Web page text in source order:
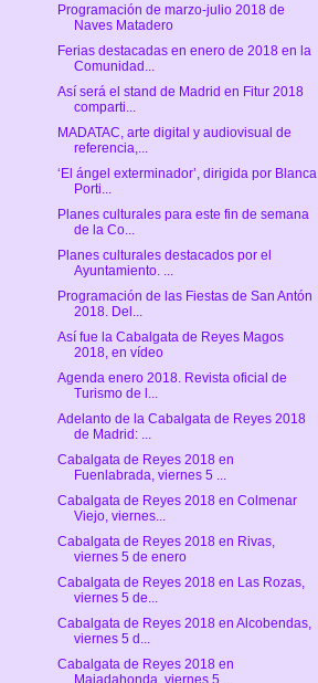
Programación de marzo-julio 2018 de
Naves Matadero
Ferias destacadas en enero de 2018 en la
Comunidad...
Así será el stand de Madrid en Fitur 2018
comparti...
MADATAC, arte digital y audiovisual de
referencia,...
‘El ángel exterminador’, dirigida por Blanca
Porti...
Planes culturales para este fin de semana
de la Co...
Planes culturales destacados por el
Ayuntamiento. ...
Programación de las Fiestas de San Antón
2018. Del...
Así fue la Cabalgata de Reyes Magos
2018, en vídeo
Agenda enero 2018. Revista oficial de
Turismo de l...
Adelanto de la Cabalgata de Reyes 2018
de Madrid: ...
Cabalgata de Reyes 2018 en
Fuenlabrada, viernes 5 ...
Cabalgata de Reyes 2018 en Colmenar
Viejo, viernes...
Cabalgata de Reyes 2018 en Rivas,
viernes 5 de enero
Cabalgata de Reyes 2018 en Las Rozas,
viernes 5 de...
Cabalgata de Reyes 2018 en Alcobendas,
viernes 5 d...
Cabalgata de Reyes 2018 en
Majadahonda, viernes 5 ...